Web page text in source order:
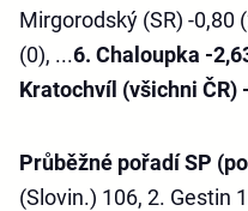
Mirgorodský (SR) -0,80
(0), ...6. Chaloupka -
Kratochvíl (všichni ČR)
Průběžné pořadí SP
(Slovin.) 106, 2. Gestin